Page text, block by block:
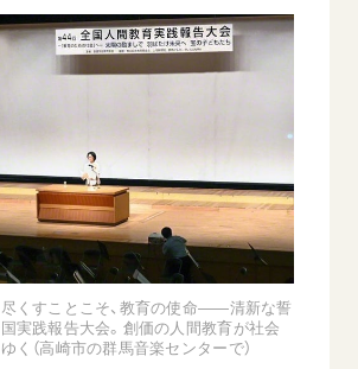
三郎先生
城聖先生
大作先生
標（SDGs）」の取り組み
歴史
長の紹介
』『人間革命』要旨
くすことこそ、教育の使命――清新な誓
実践報告大会。創価の人間教育が社会
く（高崎市の群馬音楽センターで）